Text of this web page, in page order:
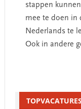
stappen
mee te doen in
Nederlands te
Ook in andere
SidebarTOPVACATURES